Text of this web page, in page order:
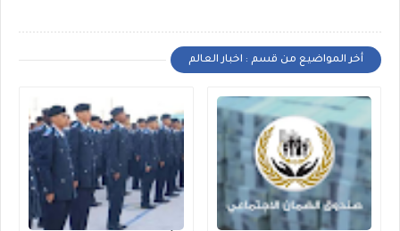
أخر المواضيع من قسم : اخبار العالم